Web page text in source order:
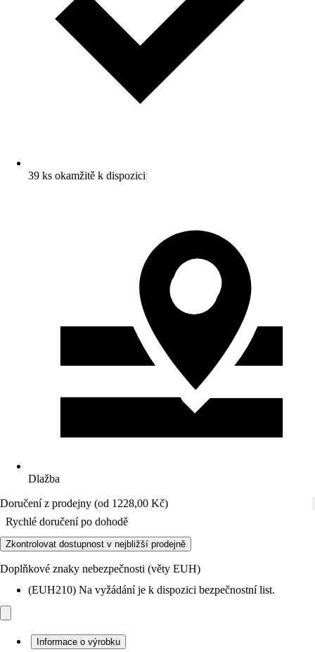
39 ks okamžitě k dispozici
Dlažba
Doručení z prodejny (od 1228,00 Kč)
Rychlé doručení po dohodě
Zkontrolovat dostupnost v nejbližší prodejně
Doplňkové znaky nebezpečnosti (věty EUH)
(EUH210) Na vyžádání je k dispozici bezpečnostní list.
Informace o výrobku